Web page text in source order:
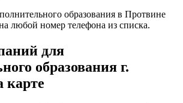
образования в Протвине
любой номер телефона из списка.
для
образования г.
карте